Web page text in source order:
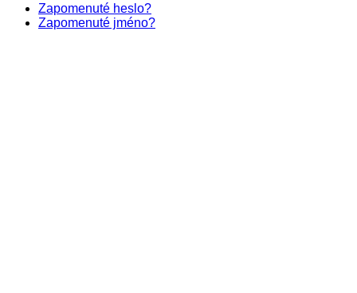
Zapomenuté heslo?
Zapomenuté jméno?